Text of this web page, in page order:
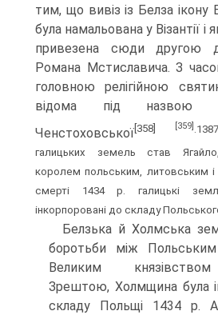
тим, що вивіз із Белза ікону
була намальована у Візантії і
привезена сюди другою
Романа Мстиславича. З
головною релігійною
відома під назвою
Ченстоховської [358] [359]
галицьких земель став
королем польським, литовським і
смерті 1434 р. га­лицькі
інкорпоровані до складу
Белзька й Холмська
боротьби між
Великим
Зрештою, Холмщина була
складу Польщі 1434 р.